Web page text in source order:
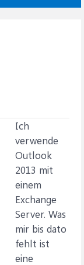
Ich
verwende
Outlook
2013 mit
einem
Exchange
Server. Was
mir bis dato
fehlt ist
eine